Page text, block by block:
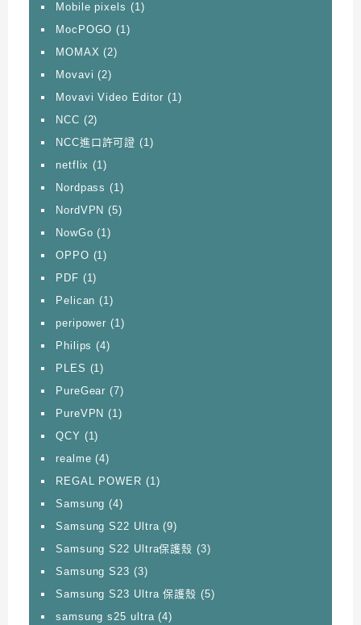
Mobile pixels (1)
MocPOGO (1)
MOMAX (2)
Movavi (2)
Movavi Video Editor (1)
NCC (2)
NCC進口許可證 (1)
netflix (1)
Nordpass (1)
NordVPN (5)
NowGo (1)
OPPO (1)
PDF (1)
Pelican (1)
peripower (1)
Philips (4)
PLES (1)
PureGear (7)
PureVPN (1)
QCY (1)
realme (4)
REGAL POWER (1)
Samsung (4)
Samsung S22 Ultra(9)
Samsung S22 Ultra保護殼 (3)
Samsung S23 (3)
Samsung S23 Ultra 保護殼 (5)
samsung s25 ultra(4)